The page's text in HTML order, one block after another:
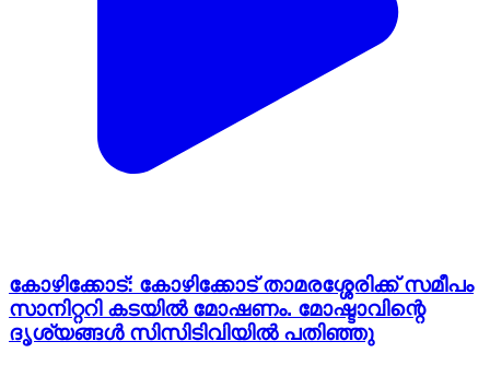
കോഴിക്കോട്: കോഴിക്കോട് താമരശ്ശേരിക്ക് സമീപം
സാനിറ്ററി കടയിൽ മോഷണം. മോഷ്ടാവിന്റെ
ദൃശ്യങ്ങൾ സിസിടിവിയിൽ പതിഞ്ഞു